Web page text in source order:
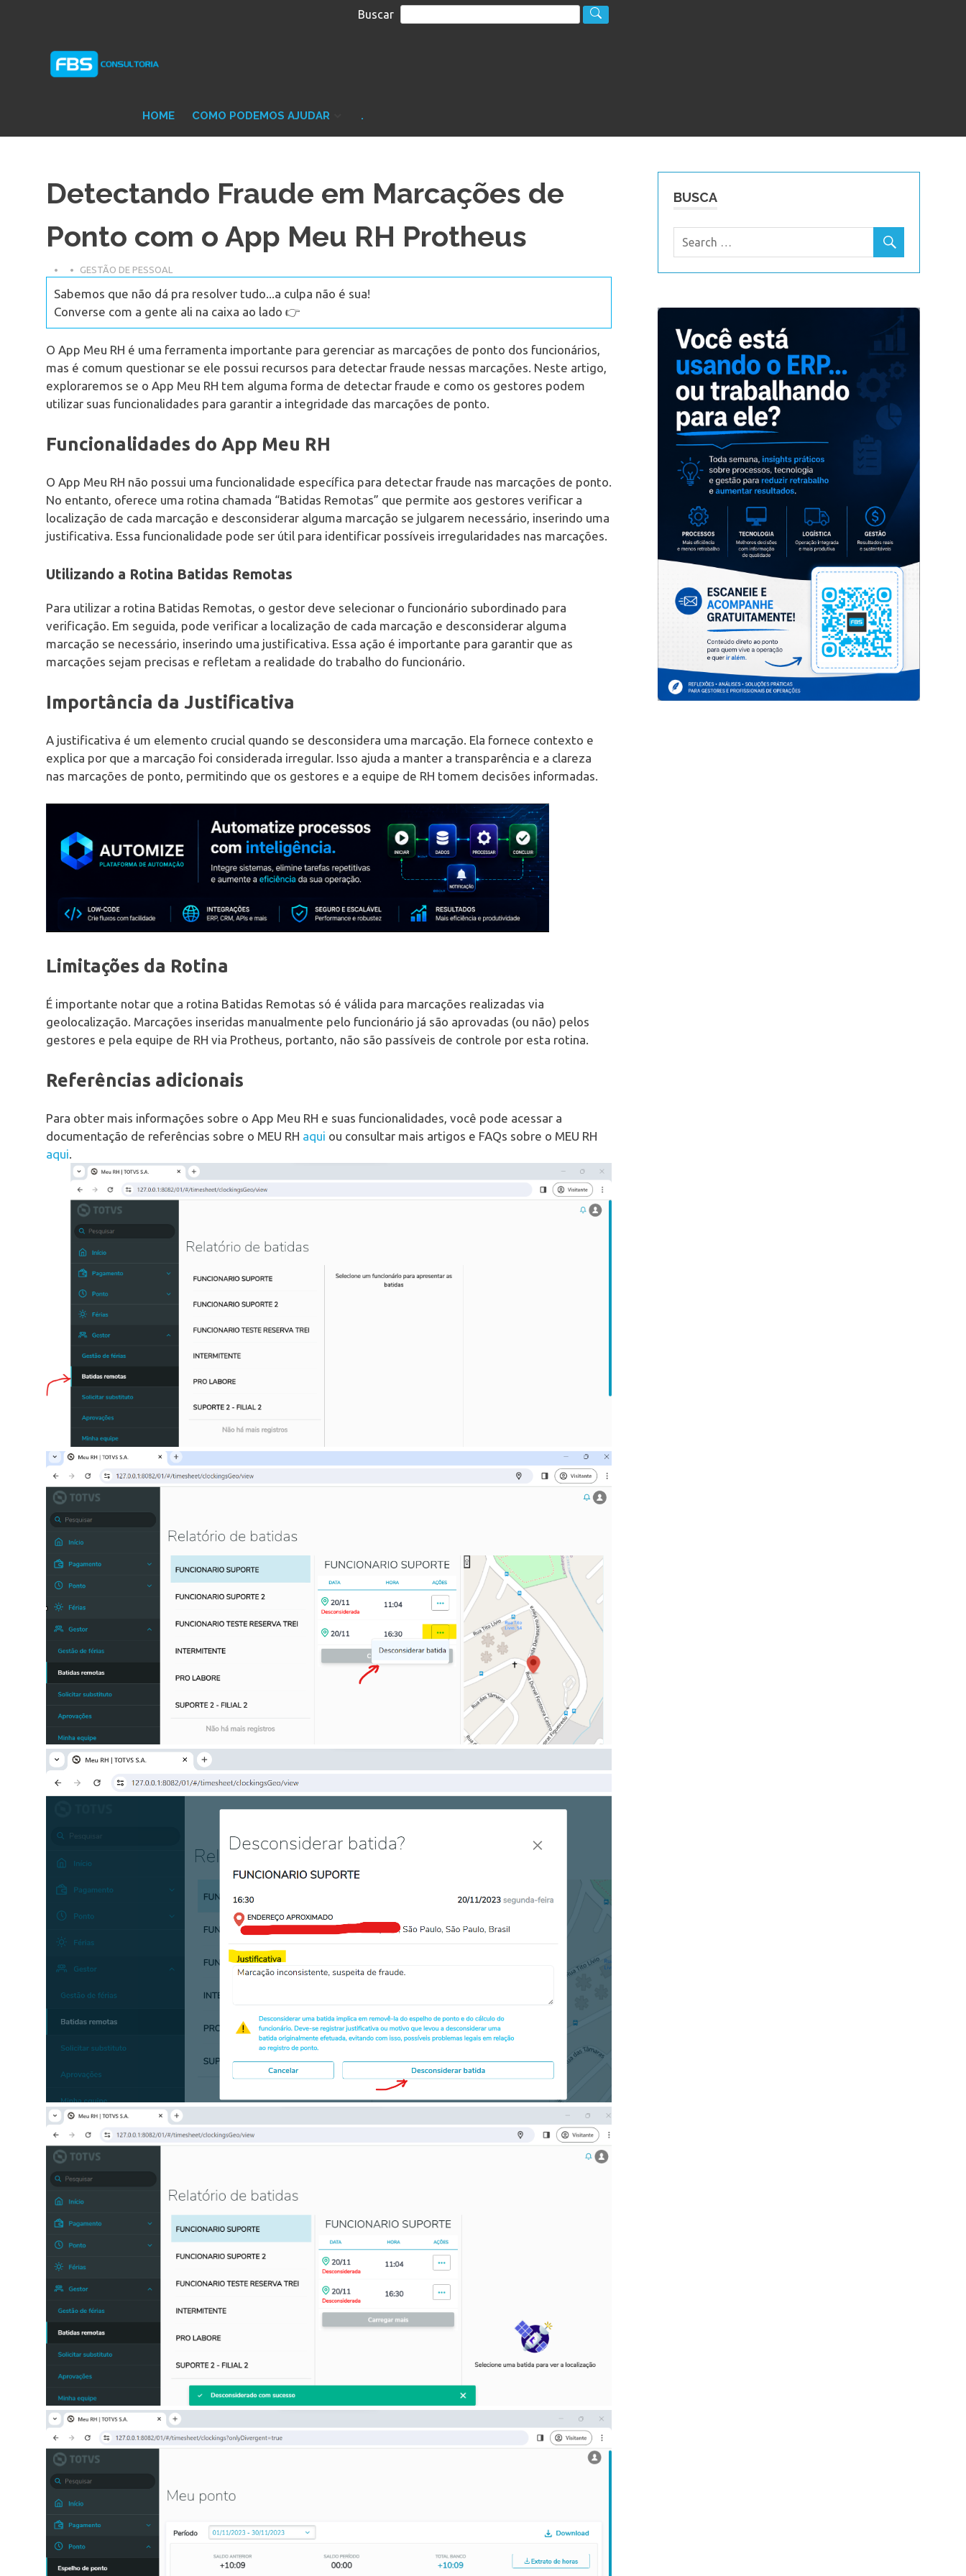
Buscar
Protheus
TOTVS
HOME COMO PODEMOS AJUDAR .
Detectando Fraude em Marcações de
Ponto com o App Meu RH Protheus
GESTÃO DE PESSOAL
Sabemos que não dá pra resolver tudo...a culpa não é sua!
Converse com a gente ali na caixa ao lado 👉
O App Meu RH é uma ferramenta importante para gerenciar as marcações de ponto dos funcionários,
mas é comum questionar se ele possui recursos para detectar fraude nessas marcações. Neste artigo,
exploraremos se o App Meu RH tem alguma forma de detectar fraude e como os gestores podem
utilizar suas funcionalidades para garantir a integridade das marcações de ponto.
Funcionalidades do App Meu RH
O App Meu RH não possui uma funcionalidade específica para detectar fraude nas marcações de ponto.
No entanto, oferece uma rotina chamada “Batidas Remotas” que permite aos gestores verificar a
localização de cada marcação e desconsiderar alguma marcação se julgarem necessário, inserindo uma
justificativa. Essa funcionalidade pode ser útil para identificar possíveis irregularidades nas marcações.
Utilizando a Rotina Batidas Remotas
Para utilizar a rotina Batidas Remotas, o gestor deve selecionar o funcionário subordinado para
verificação. Em seguida, pode verificar a localização de cada marcação e desconsiderar alguma
marcação se necessário, inserindo uma justificativa. Essa ação é importante para garantir que as
marcações sejam precisas e refletam a realidade do trabalho do funcionário.
Importância da Justificativa
A justificativa é um elemento crucial quando se desconsidera uma marcação. Ela fornece contexto e
explica por que a marcação foi considerada irregular. Isso ajuda a manter a transparência e a clareza
nas marcações de ponto, permitindo que os gestores e a equipe de RH tomem decisões informadas.
Limitações da Rotina
É importante notar que a rotina Batidas Remotas só é válida para marcações realizadas via
geolocalização. Marcações inseridas manualmente pelo funcionário já são aprovadas (ou não) pelos
gestores e pela equipe de RH via Protheus, portanto, não são passíveis de controle por esta rotina.
Referências adicionais
Para obter mais informações sobre o App Meu RH e suas funcionalidades, você pode acessar a
documentação de referências sobre o MEU RH aqui ou consultar mais artigos e FAQs sobre o MEU RH
aqui.
BUSCA